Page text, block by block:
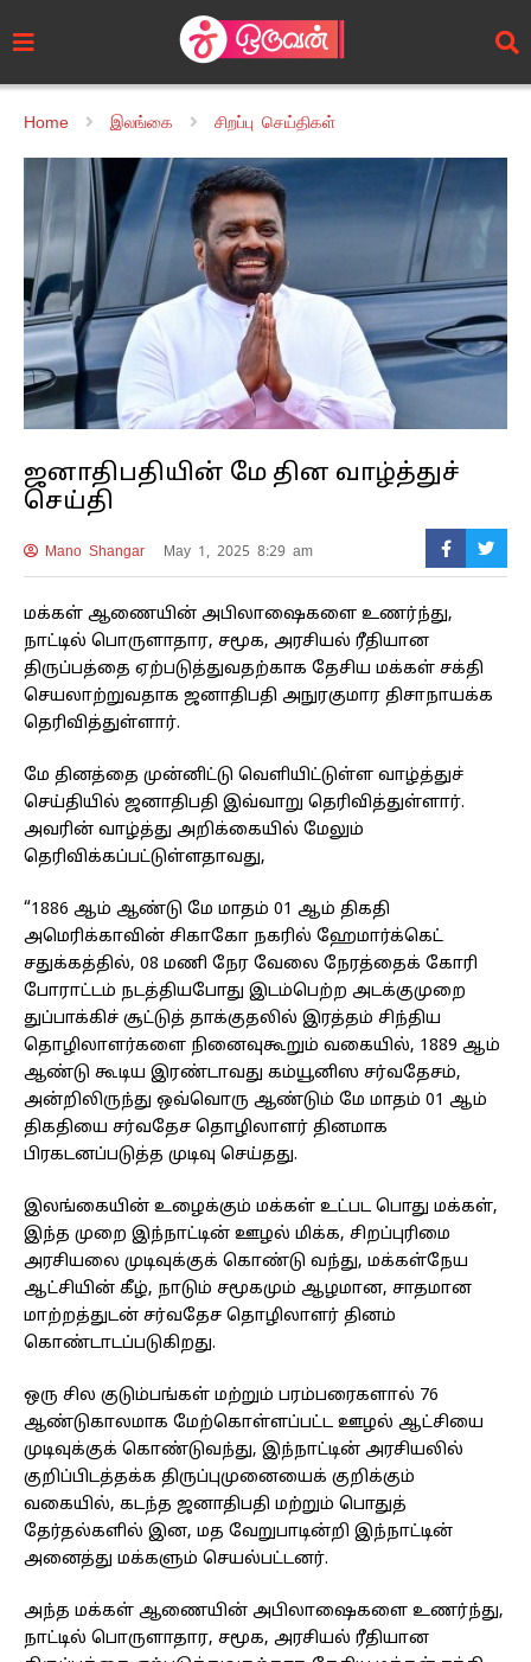
Home இலங்கை சிறப்பு செய்திகள்
ஜனாதிபதியின் மே தின வாழ்த்துச்
செய்தி
Mano Shangar May 1, 2025 8:29 am
மக்கள் ஆணையின் அபிலாஷைகளை உணர்ந்து,
நாட்டில் பொருளாதார, சமூக, அரசியல் ரீதியான
திருப்பத்தை ஏற்படுத்துவதற்காக தேசிய மக்கள் சக்தி
செயலாற்றுவதாக ஜனாதிபதி அநுரகுமார திசாநாயக்க
தெரிவித்துள்ளார்.
மே தினத்தை முன்னிட்டு வெளியிட்டுள்ள வாழ்த்துச்
செய்தியில் ஜனாதிபதி இவ்வாறு தெரிவித்துள்ளார்.
அவரின் வாழ்த்து அறிக்கையில் மேலும்
தெரிவிக்கப்பட்டுள்ளதாவது,
“1886 ஆம் ஆண்டு மே மாதம் 01 ஆம் திகதி
அமெரிக்காவின் சிகாகோ நகரில் ஹேமார்க்கெட்
சதுக்கத்தில், 08 மணி நேர வேலை நேரத்தைக் கோரி
போராட்டம் நடத்தியபோது இடம்பெற்ற அடக்குமுறை
துப்பாக்கிச் சூட்டுத் தாக்குதலில் இரத்தம் சிந்திய
தொழிலாளர்களை நினைவுகூறும் வகையில், 1889 ஆம்
ஆண்டு கூடிய இரண்டாவது கம்யூனிஸ சர்வதேசம்,
அன்றிலிருந்து ஒவ்வொரு ஆண்டும் மே மாதம் 01 ஆம்
திகதியை சர்வதேச தொழிலாளர் தினமாக
பிரகடனப்படுத்த முடிவு செய்தது.
இலங்கையின் உழைக்கும் மக்கள் உட்பட பொது மக்கள்,
இந்த முறை இந்நாட்டின் ஊழல் மிக்க, சிறப்புரிமை
அரசியலை முடிவுக்குக் கொண்டு வந்து, மக்கள்நேய
ஆட்சியின் கீழ், நாடும் சமூகமும் ஆழமான, சாதமான
மாற்றத்துடன் சர்வதேச தொழிலாளர் தினம்
கொண்டாடப்படுகிறது.
ஒரு சில குடும்பங்கள் மற்றும் பரம்பரைகளால் 76
ஆண்டுகாலமாக மேற்கொள்ளப்பட்ட ஊழல் ஆட்சியை
முடிவுக்குக் கொண்டுவந்து, இந்நாட்டின் அரசியலில்
குறிப்பிடத்தக்க திருப்புமுனையைக் குறிக்கும்
வகையில், கடந்த ஜனாதிபதி மற்றும் பொதுத்
தேர்தல்களில் இன, மத வேறுபாடின்றி இந்நாட்டின்
அனைத்து மக்களும் செயல்பட்டனர்.
அந்த மக்கள் ஆணையின் அபிலாஷைகளை உணர்ந்து,
நாட்டில் பொருளாதார, சமூக, அரசியல் ரீதியான